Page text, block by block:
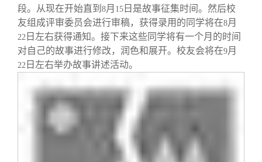
专业委员会
兴趣群体
西南联大校友会
捐赠纪事
捐赠方法
义工计划
《水木清华》
我要订阅
新媒体平台
清华人物
清华故事
青春风采
校友服务
终身学习
信息化服务
校友总会
总会简介
关闭
段。从现在开始直到 8月 15 日是故事征集时间。然后校
友组成评审委员会进行审稿，获得录用的同学将在8月
22 日左右获得通知。接下来这些同学将有一个月的时间
对自己的故事进行修改，润色和展开。校友会将在9月
22 日左右举办故事讲述活动。